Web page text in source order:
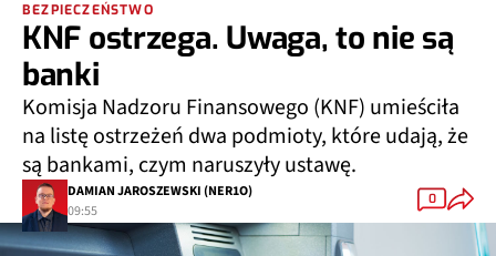
BEZPIECZEŃSTWO
KNF ostrzega. Uwaga, to nie są
banki
Komisja Nadzoru Finansowego (KNF) umieściła
na listę ostrzeżeń dwa podmioty, które udają, że
są bankami, czym naruszyły ustawę.
DAMIAN JAROSZEWSKI (NER1O)
09:55
0